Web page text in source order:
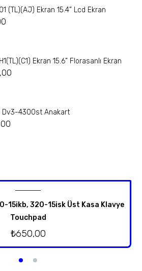
(TL)(AJ) Ekran 15.4” Lcd Ekran
Ekran 15.6” Florasanlı Ekran
Dv3-4300st Anakart
15ikb, 320-15isk Üst Kasa Klavye
Touchpad
₺650,00